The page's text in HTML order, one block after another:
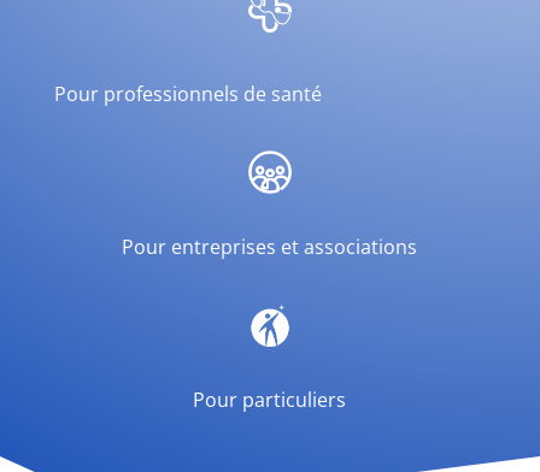
Pour professionnels de santé
Pour entreprises et associations
Pour particuliers